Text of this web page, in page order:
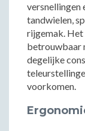
versnellingen
tandwielen,
rijgemak. Het
betrouwbaar
degelijke
voorkomen.